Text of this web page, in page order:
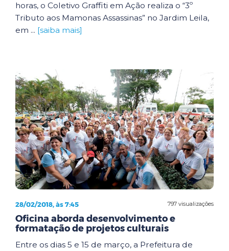
horas, o Coletivo Graffiti em Ação realiza o “3º
Tributo aos Mamonas Assassinas” no Jardim Leila,
em ... [saiba mais]
797 visualizações
28/02/2018, às 7:45
Oficina aborda desenvolvimento e
formatação de projetos culturais
Entre os dias 5 e 15 de março, a Prefeitura de